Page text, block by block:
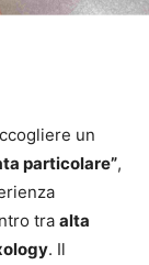
un
particolare”,
tra alta
. Il